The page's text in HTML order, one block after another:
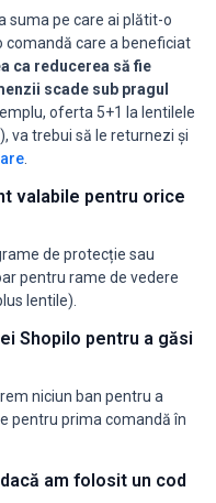
suma pe care ai plătit-o
comandă care a beneficiat
ca reducerea să fie
scade sub pragul
oferta 5+1 la lentilele
va trebui să le returnezi și
valabile pentru orice
de protecție sau
pentru rame de vedere
lentile).
Shopilo pentru a găsi
niciun ban pentru a
pentru prima comandă în
am folosit un cod